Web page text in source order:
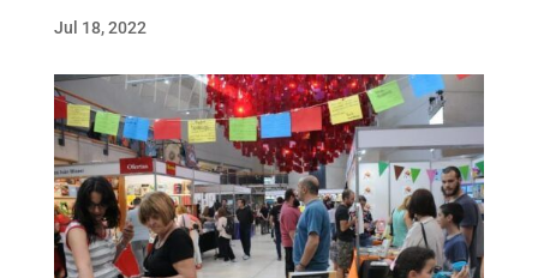
Jul 18, 2022